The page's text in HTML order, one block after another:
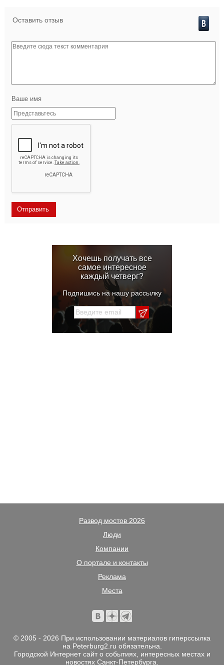
Оставить отзыв
Ваше имя
Хочешь получать все
самое интересное
каждый четверг?
Подпишись на нашу рассылку
Развод мостов 2026
Люди
Компании
О портале и контакты
Реклама
Места
© 2005 - 2026 При использовании материалов гиперссылка
на Peterburg2.ru обязательна.
Городской Интернет сайт о событиях, интересных местах и
новостях Санкт-Петербурга.